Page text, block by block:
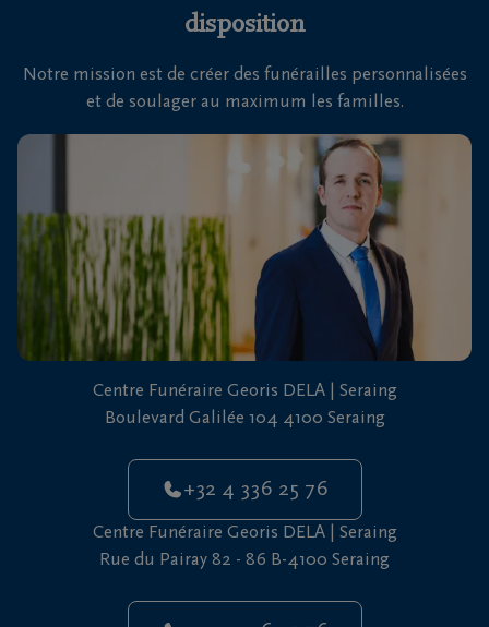
Nous
sommes
là pour
+32
4
336
disposition
Notre mission est de créer des funérailles personnalisées
et de soulager au maximum les familles.
Centre Funéraire Georis DELA | Seraing
Boulevard Galilée 104 4100 Seraing
+32 4 336 25 76
Centre Funéraire Georis DELA | Seraing
Rue du Pairay 82 - 86 B-4100 Seraing